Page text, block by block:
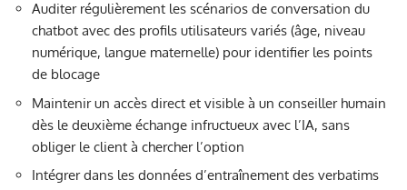
Auditer régulièrement les scénarios de conversation du
chatbot avec des profils utilisateurs variés (âge, niveau
numérique, langue maternelle) pour identifier les points
de blocage
Maintenir un accès direct et visible à un conseiller humain
dès le deuxième échange infructueux avec l’IA, sans
obliger le client à chercher l’option
Intégrer dans les données d’entraînement des verbatims